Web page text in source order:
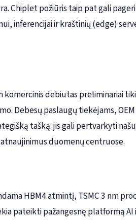
Chiplet požiūris taip pat gali
inferencijai ir kraštinių (edge)
debiutas preliminariai
Debesų paslaugų tiekėjams, OEM
tašką: jis gali pertvarkyti
duomenų centruose.
HBM4 atmintį, TSMC 3 nm
pateikti pažangesnę platformą AI